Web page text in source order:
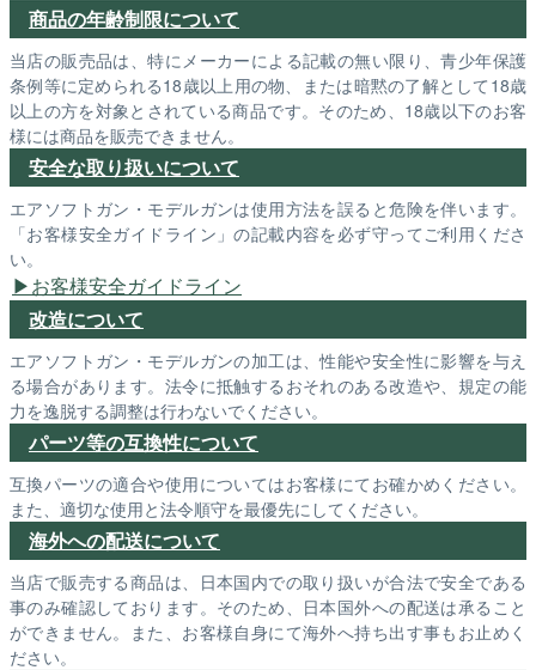
商品の年齢制限について
当店の販売品は、特にメーカーによる記載の無い限り、青少年保護
条例等に定められる18歳以上用の物、または暗黙の了解として18歳
以上の方を対象とされている商品です。そのため、18歳以下のお客
様には商品を販売できません。
安全な取り扱いについて
エアソフトガン・モデルガンは使用方法を誤ると危険を伴います。
「お客様安全ガイドライン」の記載内容を必ず守ってご利用くださ
い。
お客様安全ガイドライン
改造について
エアソフトガン・モデルガンの加工は、性能や安全性に影響を与え
る場合があります。法令に抵触するおそれのある改造や、規定の能
力を逸脱する調整は行わないでください。
パーツ等の互換性について
互換パーツの適合や使用についてはお客様にてお確かめください。
また、適切な使用と法令順守を最優先にしてください。
海外への配送について
当店で販売する商品は、日本国内での取り扱いが合法で安全である
事のみ確認しております。そのため、日本国外への配送は承ること
ができません。また、お客様自身にて海外へ持ち出す事もお止めく
ださい。